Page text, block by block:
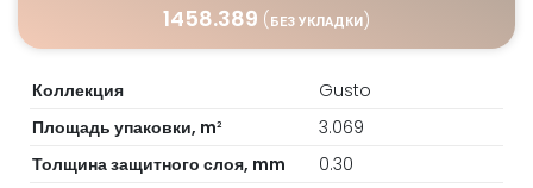
1458.389 (БЕЗ УКЛАДКИ)
Коллекция
Gusto
Площадь упаковки, m2
3.069
Толщина защитного слоя, mm
0.30